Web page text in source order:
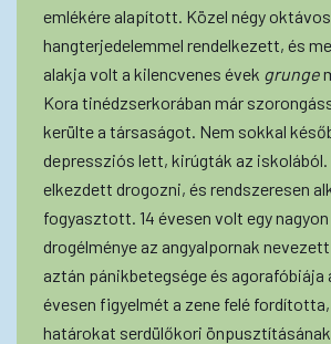
emlékére alapított. Közel négy oktávos
hangterjedelemmel rendelkezett, és
alakja volt a kilencvenes évek grunge
Kora tinédzserkorában már
kerülte a társaságot. Nem sokkal
depressziós lett, kirúgták az iskolából.
elkezdett drogozni, és rendszeresen
fogyasztott. 14 évesen volt egy
drogélménye az angyalpornak
aztán pánikbetegsége és agorafóbiája
évesen figyelmét a zene felé
határokat serdülőkori